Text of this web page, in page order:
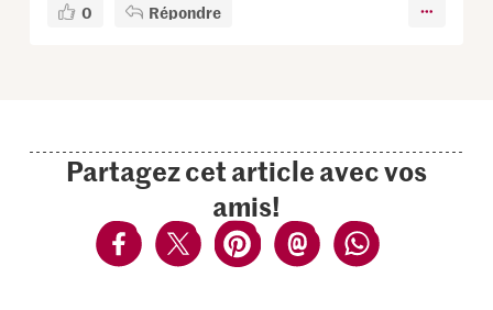
0 Répondre
Partagez cet article avec vos
amis!